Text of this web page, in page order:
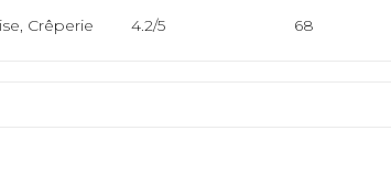
Crêperie 4.2/5 68